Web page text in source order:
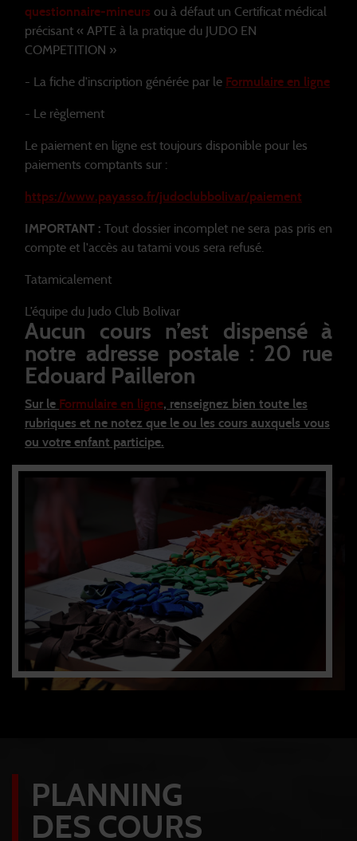
questionnaire-mineurs ou à défaut un Certificat médical
précisant « APTE à la pratique du JUDO EN
COMPETITION »
- La fiche d’inscription générée par le Formulaire en ligne
- Le règlement
Le paiement en ligne est toujours disponible pour les
paiements comptants sur :
https://www.payasso.fr/judoclubbolivar/paiement
IMPORTANT :Tout dossier incomplet ne sera pas pris en
compte et l'accès au tatami vous sera refusé.
Tatamicalement
L’équipe du Judo Club Bolivar
Aucun cours n’est dispensé à
notre adresse postale : 20 rue
Edouard Pailleron
Sur le Formulaire en ligne, renseignez bien toute les
rubriques et ne notez que le ou les cours auxquels vous
ou votre enfant participe.
PLANNING
DES COURS